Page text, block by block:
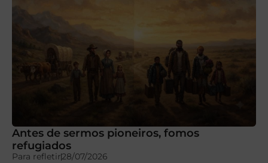
Antes de sermos pioneiros, fomos
refugiados
Para refletir28/07/2026